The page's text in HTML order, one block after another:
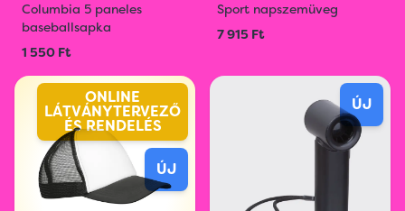
Columbia 5 paneles
baseballsapka
1 550 Ft
Sport napszemüveg
7 915 Ft
ONLINE
LÁTVÁNYTERVEZŐ
ÉS RENDELÉS
ÚJ
ÚJ